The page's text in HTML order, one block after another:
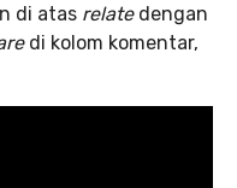
di atas relatedengan
di kolom komentar,